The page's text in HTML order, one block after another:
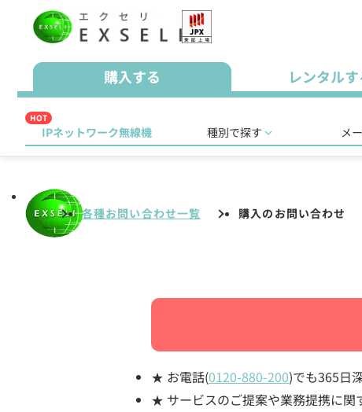
購入する レンタルす
HOT
IPネットワーク無線機 種別で探す メ
各種お問い合わせ一覧 購入のお問い合わせ
お電話(0120-880-200)でも365日
サービスのご提案や業務提携に関